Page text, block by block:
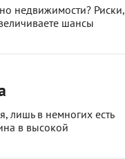
недвижимости? Риски,
шансы
лишь в немногих есть
в высокой